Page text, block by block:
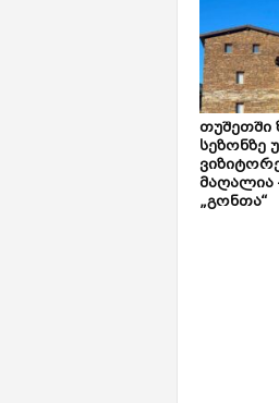
თუშეთში
სეზონზე
მაღალია
„გონთა“